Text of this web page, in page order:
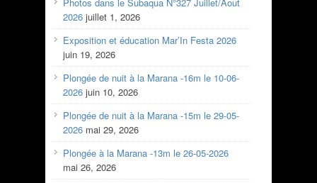
2026 juillet 1, 2026
Exposition et éducation Mar’In Festa 2026
juin 19, 2026
Plongée de nuit à la Marana -16m le 10-06-
2026 juin 10, 2026
Plongée de nuit à la Marana -15m le 29-05-
2026 mai 29, 2026
Plongée à la Marana -13m le 26-05-2026
mai 26, 2026